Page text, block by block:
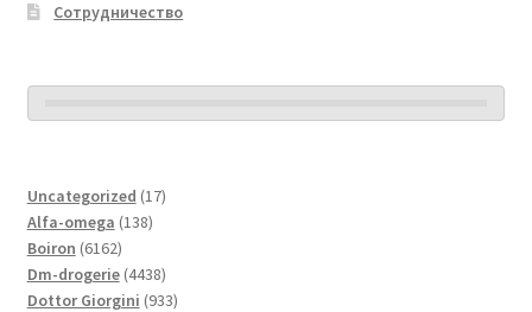
Сотрудничество
Uncategorized 1717
Alfa-omega 138138
Boiron 61626162
товара
Dm-drogerie 44384438
товаров
Dottor Giorgini 933933